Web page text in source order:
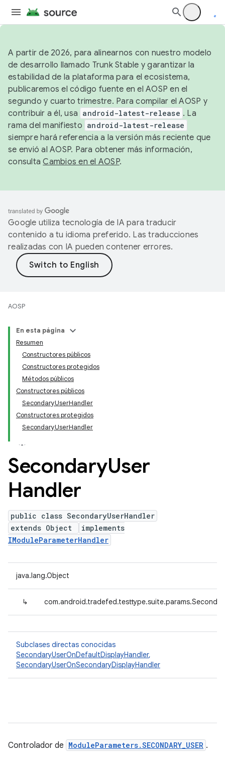
A partir de 2026, para alinearnos con nuestro modelo
de desarrollo llamado Trunk Stable y garantizar la
estabilidad de la plataforma para el ecosistema,
publicaremos el código fuente en el AOSP en el
segundo y cuarto trimestre. Para compilar el AOSP y
contribuir a él, usa android-latest-release . La
rama del manifiesto android-latest-release
siempre hará referencia a la versión más reciente que
se envió al AOSP. Para obtener más información,
consultaCambios en el AOSP.
Google utiliza tecnología de IA para traducir
contenido a tu idioma preferido. Las traducciones
realizadas con IA pueden contener errores.
AOSP
En esta página
Resumen
Constructores públicos
Constructores protegidos
Métodos públicos
Constructores públicos
SecondaryUserHandler
Constructores protegidos
SecondaryUserHandler
SecondaryUser
Handler
public class SecondaryUserHandler
extends Object
implements
IModuleParameterHandler
java.lang.Object
↳
Subclases directas conocidas
SecondaryUserOnDefaultDisplayHandler,
SecondaryUserOnSecondaryDisplayHandler
Controlador de ModuleParameters.SECONDARY_USER .